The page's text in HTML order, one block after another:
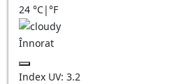
24 °C|°F
Înnorat
Index UV: 3.2